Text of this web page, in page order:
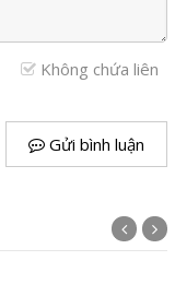
Không chứa liên
Gửi bình luận